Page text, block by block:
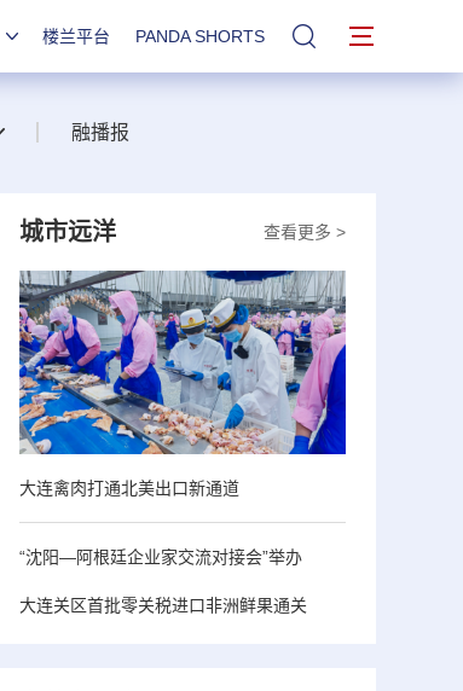
楼兰平台 PANDA SHORTS 站内搜索
融播报
查看更多 >
城市远洋
大连禽肉打通北美出口新通道
“沈阳—阿根廷企业家交流对接会”举办
大连关区首批零关税进口非洲鲜果通关